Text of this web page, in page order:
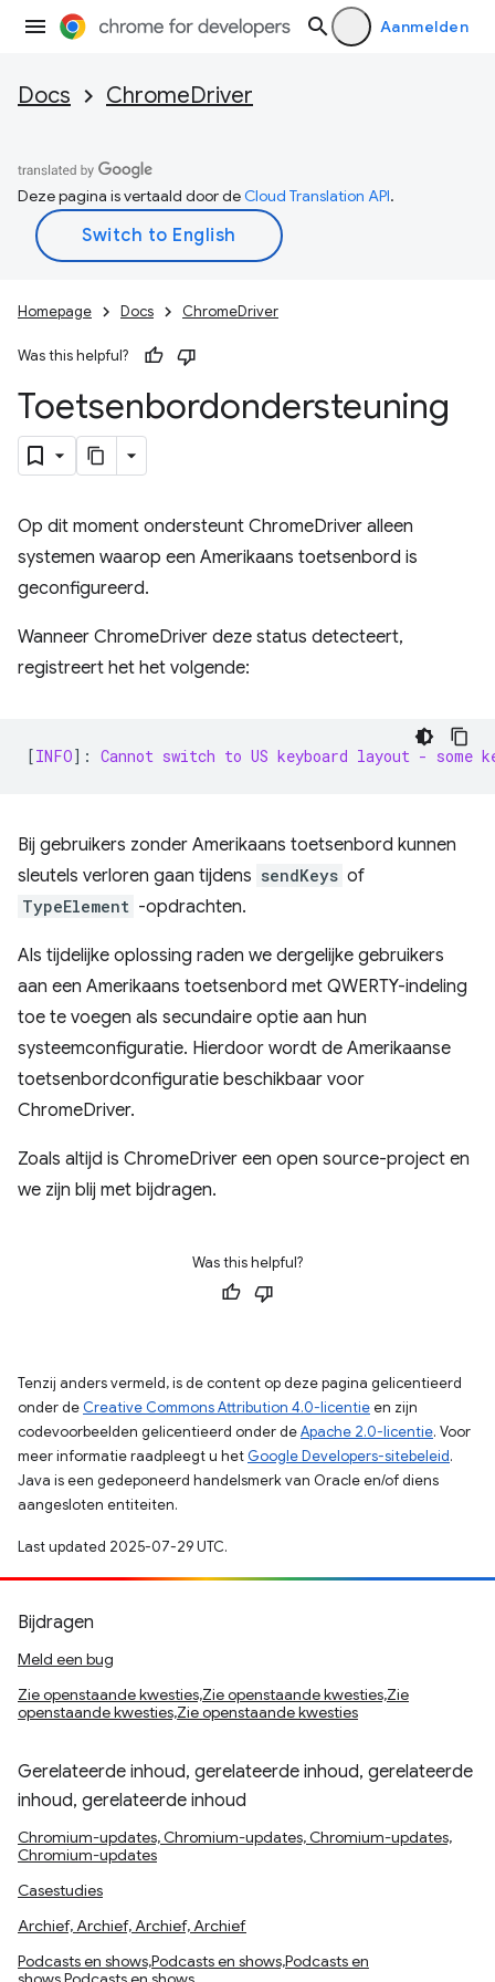
Aanmelden
Docs ChromeDriver
Deze pagina is vertaald door deCloud Translation API.
Homepage Docs ChromeDriver
Was this helpful?
Toetsenbordondersteuning
Op dit moment ondersteunt ChromeDriver alleen
systemen waarop een Amerikaans toetsenbord is
geconfigureerd.
Wanneer ChromeDriver deze status detecteert,
registreert het het volgende:
[INFO]: Cannot switch to US keyboard layout -
Bij gebruikers zonder Amerikaans toetsenbord kunnen
sleutels verloren gaan tijdens sendKeys of
TypeElement -opdrachten.
Als tijdelijke oplossing raden we dergelijke gebruikers
aan een Amerikaans toetsenbord met QWERTY-indeling
toe te voegen als secundaire optie aan hun
systeemconfiguratie. Hierdoor wordt de Amerikaanse
toetsenbordconfiguratie beschikbaar voor
ChromeDriver.
Zoals altijd is ChromeDriver een open source-project en
we zijn blij met bijdragen.
Was this helpful?
Tenzij anders vermeld, is de content op deze pagina gelicentieerd
onder de Creative Commons Attribution 4.0-licentieen zijn
codevoorbeelden gelicentieerd onder deApache 2.0-licentie. Voor
meer informatie raadpleegt u het Google Developers-sitebeleid.
Java is een gedeponeerd handelsmerk van Oracle en/of diens
aangesloten entiteiten.
Last updated 2025-07-29 UTC.
Bijdragen
Meld een bug
Zie openstaande kwesties,Zie openstaande kwesties,Zie
openstaande kwesties,Zie openstaande kwesties
Gerelateerde inhoud, gerelateerde inhoud, gerelateerde
inhoud, gerelateerde inhoud
Chromium-updates, Chromium-updates, Chromium-updates,
Chromium-updates
Casestudies
Archief, Archief, Archief, Archief
Podcasts en shows,Podcasts en shows,Podcasts en